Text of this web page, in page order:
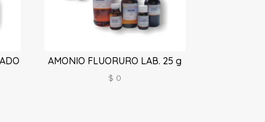
AMONIO FLUORURO LAB. 25 g
$ 0